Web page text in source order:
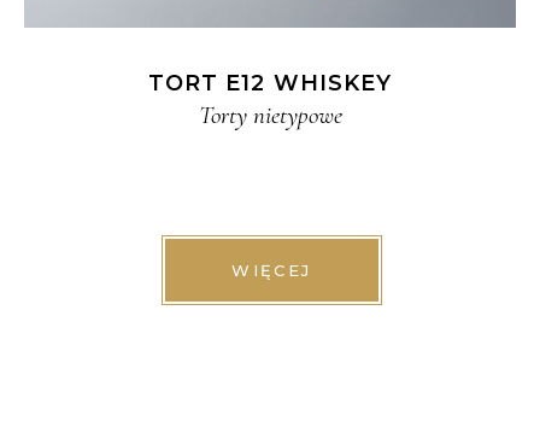
TORT E12 WHISKEY
Torty nietypowe
WIĘCEJ